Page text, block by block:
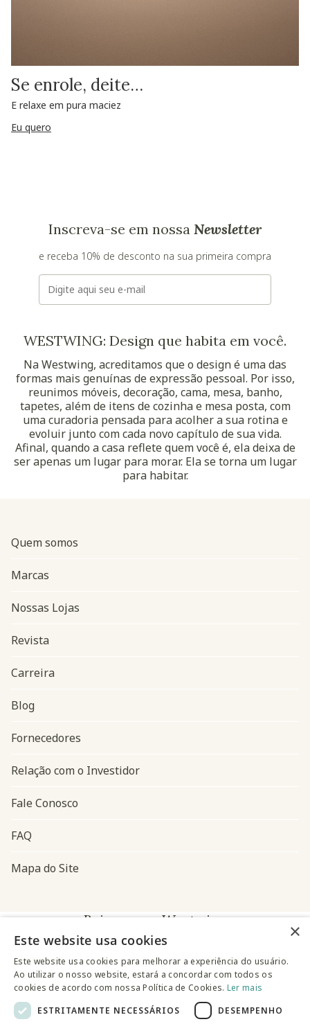
Se enrole, deite…
E relaxe em pura maciez
Eu quero
Inscreva-se em nossa Newsletter
e receba 10% de desconto na sua primeira compra
E-mail
WESTWING: Design que habita em você.
Na Westwing, acreditamos que o design é uma das
formas mais genuínas de expressão pessoal. Por isso,
reunimos móveis, decoração, cama, mesa, banho,
tapetes, além de itens de cozinha e mesa posta, com
uma curadoria pensada para acolher a sua rotina e
evoluir junto com cada novo capítulo de sua vida.
Afinal, quando a casa reflete quem você é, ela deixa de
ser apenas um lugar para morar. Ela se torna um lugar
para habitar.
Navegação do rodapé
Quem somos
Marcas
Nossas Lojas
Revista
Carreira
Blog
Fornecedores
Relação com o Investidor
Fale Conosco
FAQ
Mapa do Site
Baixe o app Westwing
×
Este website usa cookies
Este website usa cookies para melhorar a experiência do usuário.
Ao utilizar o nosso website, estará a concordar com todos os
cookies de acordo com nossa Política de Cookies. Ler mais
ESTRITAMENTE NECESSÁRIOS
DESEMPENHO